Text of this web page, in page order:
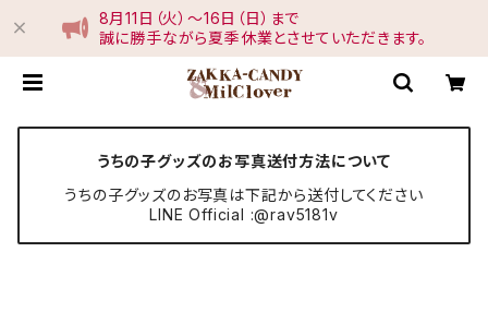
8月11日（火）〜16日（日）まで
誠に勝手ながら夏季休業とさせていただきます。
うちの子グッズのお写真送付方法について
うちの子グッズのお写真は下記から送付してください
LINE Official :@rav5181v